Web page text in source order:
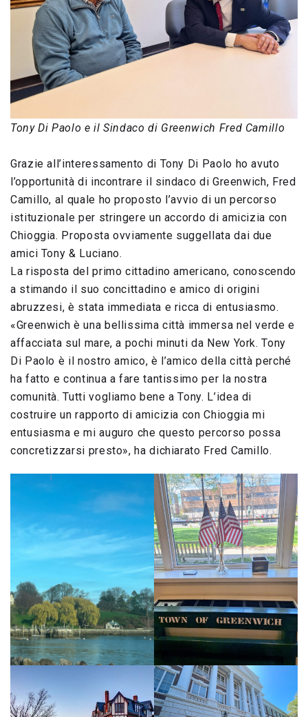
Tony Di Paolo e il Sindaco di Greenwich Fred Camillo
Grazie all’interessamento di Tony Di Paolo ho avuto
l’opportunità di incontrare il sindaco di Greenwich, Fred
Camillo, al quale ho proposto l’avvio di un percorso
istituzionale per stringere un accordo di amicizia con
Chioggia. Proposta ovviamente suggellata dai due
amici Tony & Luciano.
La risposta del primo cittadino americano, conoscendo
a stimando il suo concittadino e amico di origini
abruzzesi, è stata immediata e ricca di entusiasmo.
«Greenwich è una bellissima città immersa nel verde e
affacciata sul mare, a pochi minuti da New York. Tony
Di Paolo è il nostro amico, è l’amico della città perché
ha fatto e continua a fare tantissimo per la nostra
comunità. Tutti vogliamo bene a Tony. L’idea di
costruire un rapporto di amicizia con Chioggia mi
entusiasma e mi auguro che questo percorso possa
concretizzarsi presto», ha dichiarato Fred Camillo.